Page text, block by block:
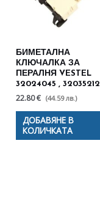
БИМЕТАЛНА
КЛЮЧАЛКА ЗА
ПЕРАЛНЯ VESTEL
32024045 , 32035212
22.80 € (44.59 лв.)
ДОБАВЯНЕ В
КОЛИЧКАТА